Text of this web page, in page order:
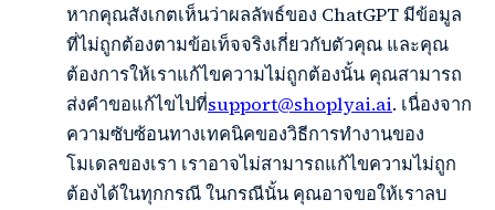
หากคุณสังเกตเห็นว่าผลลัพธ์ของ ChatGPT มีข้อมูล
ที่ไม่ถูกต้องตามข้อเท็จจริงเกี่ยวกับตัวคุณ และคุณ
ต้องการให้เราแก้ไขความไม่ถูกต้องนั้น คุณสามารถ
ส่งคำขอแก้ไขไปที่support@shoplyai.ai. เนื่องจาก
ความซับซ้อนทางเทคนิคของวิธีการทำงานของ
โมเดลของเรา เราอาจไม่สามารถแก้ไขความไม่ถูก
ต้องได้ในทุกกรณี ในกรณีนั้น คุณอาจขอให้เราลบ